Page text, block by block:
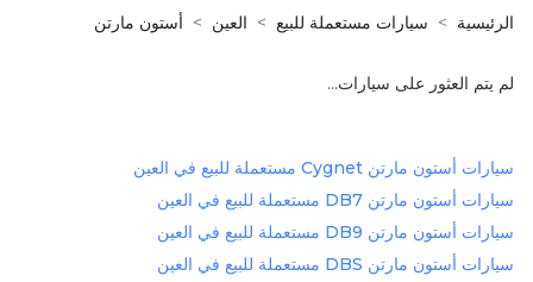
الرئيسية سيارات مستعملة للبيع العين أستون مارتن
لم يتم العثور على سيارات...
سيارات أستون مارتن Cygnet مستعملة للبيع في العين
سيارات أستون مارتن DB7 مستعملة للبيع في العين
سيارات أستون مارتن DB9 مستعملة للبيع في العين
سيارات أستون مارتن DBS مستعملة للبيع في العين